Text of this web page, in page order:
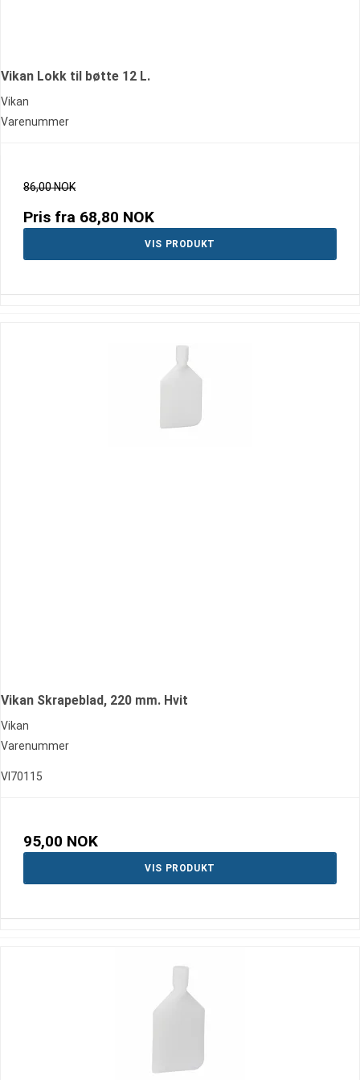
Vikan Lokk til bøtte 12 L.
Vikan
Varenummer
86,00 NOK
Pris fra 68,80 NOK
VIS PRODUKT
Vikan Skrapeblad, 220 mm. Hvit
Vikan
Varenummer
VI70115
95,00 NOK
VIS PRODUKT